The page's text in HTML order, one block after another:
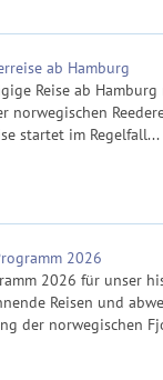
ab Hamburg
Reise ab Hamburg
norwegischen
startet im Regelfall...
2026
2026 für unser
Reisen und
der norwegischen